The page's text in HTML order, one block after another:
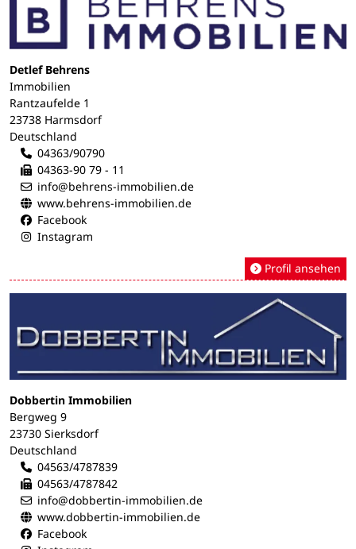
Detlef Behrens
Immobilien
Rantzaufelde 1
23738 Harmsdorf
Deutschland
04363/90790
04363-90 79 - 11
info@behrens-immobilien.de
www.behrens-immobilien.de
Facebook
Instagram
Profil ansehen
Dobbertin Immobilien
Bergweg 9
23730 Sierksdorf
Deutschland
04563/4787839
04563/4787842
info@dobbertin-immobilien.de
www.dobbertin-immobilien.de
Facebook